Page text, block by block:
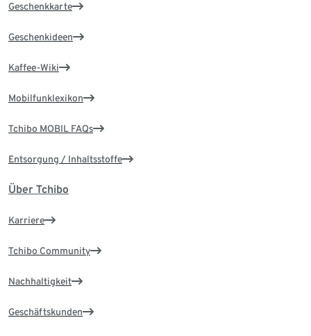
Geschenkkarte
Geschenkideen
Kaffee-Wiki
Mobilfunklexikon
Tchibo MOBIL FAQs
Entsorgung / Inhaltsstoffe
Über Tchibo
Karriere
Tchibo Community
Nachhaltigkeit
Geschäftskunden